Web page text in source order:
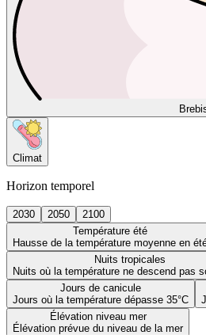
Climat
Horizon temporel
2030 2050
2100
Température été
Hausse de la température moyenne en
Nuits tropicales
Nuits où la température ne descend pas
Jours de canicule
Jours où la température dépasse 35°C
Élévation niveau mer
Élévation prévue du niveau de la mer